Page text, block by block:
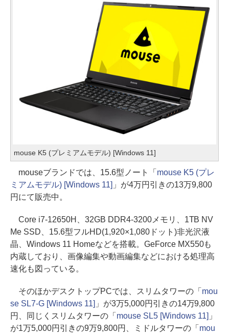
mouse K5 (プレミアムモデル) [Windows 11]
mouseブランドでは、15.6型ノート「 mouse K5 (プレ
ミアムモデル) [Windows 11] 」が4万円引きの13万9,800
円にて販売中。
Core i7-12650H、32GB DDR4-3200メモリ、1TB NV
Me SSD、15.6型フルHD(1,920×1,080ドット)非光沢液
晶、Windows 11 Homeなどを搭載。GeForce MX550も
内蔵しており、画像編集や動画編集などにおける処理高
速化も図っている。
そのほかデスクトップPCでは、スリムタワーの「 mou
se SL7-G [Windows 11] 」が3万5,000円引きの14万9,800
円、同じくスリムタワーの「 mouse SL5 [Windows 11] 」
が1万5,000円引きの9万9,800円、ミドルタワーの「 mou